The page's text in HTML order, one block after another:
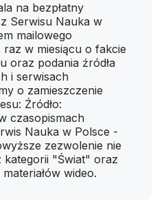
na bezpłatny
Serwisu Nauka w
mailowego
w miesiącu o fakcie
oraz podania źródła
i serwisach
o zamieszczenie
Źródło:
czasopismach
Nauka w Polsce -
zezwolenie nie
"Świat" oraz
wideo.